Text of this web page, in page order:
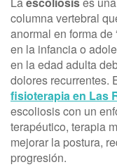
columna vertebral
anormal en forma de
en la infancia o
en la edad adulta
dolores recurrentes.
fisioterapia en Las
escoliosis con un
terapéutico, terapia
mejorar la postura,
progresión.